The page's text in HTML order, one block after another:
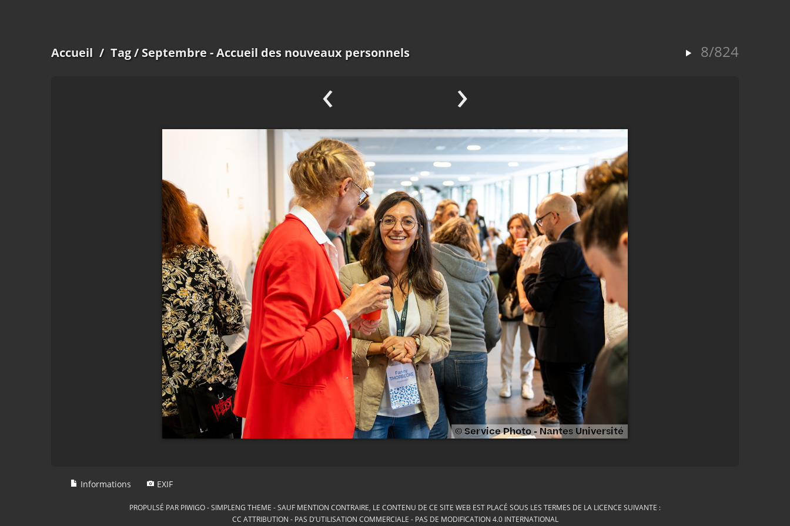
8/824
Accueil / Tag/ Septembre - Accueil des nouveaux personnels
‹ ›
Informations EXIF
PROPULSÉ PAR PIWIGO-SIMPLENG THEME
SAUF MENTION CONTRAIRE, LE CONTENU DE CE SITE WEB EST PLACÉ SOUS LES TERMES DE LA LICENCE SUIVANTE :
CC ATTRIBUTION - PAS D’UTILISATION COMMERCIALE - PAS DE MODIFICATION 4.0 INTERNATIONAL